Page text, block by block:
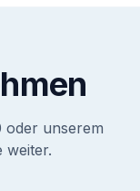
oder unserem
weiter.